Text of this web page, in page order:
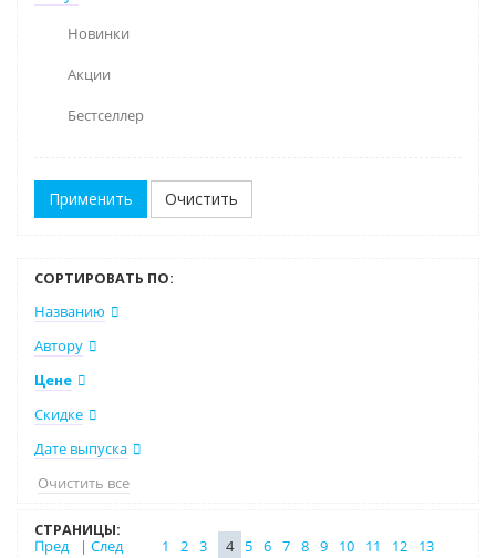
Новинки
Акции
Бестселлер
Очистить
СОРТИРОВАТЬ ПО:
Названию
Автору
Цене
Скидке
Дате выпуска
Очистить все
СТРАНИЦЫ:
Пред
| След 1 2 3 4 5 6 7 8 9 10 11 12
13